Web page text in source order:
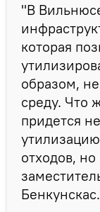
"В
которая
образом,
среду. Что
придется
отходов,
Бенкунскас.